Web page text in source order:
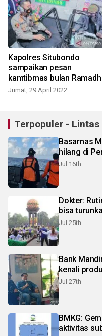
Kapolres Situbondo
sampaikan pesan
kamtibmas bulan
lewat radio lokal
Jumat, 29 April 2022
Terpopuler - Lintas
Basarnas
hilang di
Jul 16th
Dokter:
bisa
Jul 25th
Bank
kenali
Jul 27th
BMKG:
aktivitas